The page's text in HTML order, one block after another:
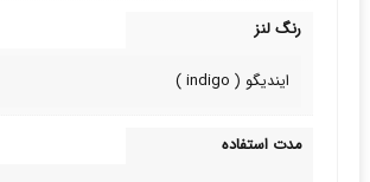
رنگ لنز
ایندیگو ( indigo )
مدت استفاده